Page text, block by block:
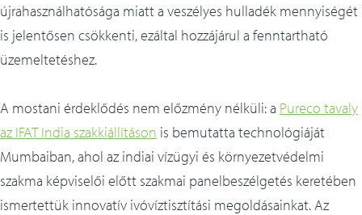
újrahasználhatósága miatt a veszélyes hulladék mennyiségét
is jelentősen csökkenti, ezáltal hozzájárul a fenntartható
üzemeltetéshez.
A mostani érdeklődés nem előzmény nélküli: a Pureco tavaly
az IFAT India szakkiállításon is bemutatta technológiáját
Mumbaiban, ahol az indiai vízügyi és környezetvédelmi
szakma képviselői előtt szakmai panelbeszélgetés keretében
ismertettük innovatív ivóvíztisztítási megoldásainkat. Az